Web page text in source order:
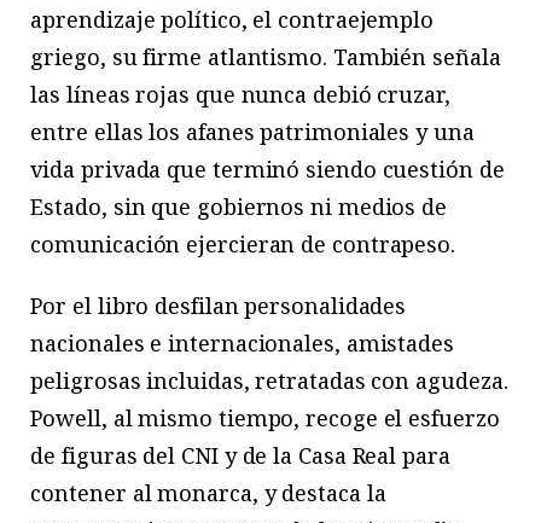
aprendizaje político, el contraejemplo
griego, su firme atlantismo. También señala
las líneas rojas que nunca debió cruzar,
entre ellas los afanes patrimoniales y una
vida privada que terminó siendo cuestión de
Estado, sin que gobiernos ni medios de
comunicación ejercieran de contrapeso.
Por el libro desfilan personalidades
nacionales e internacionales, amistades
peligrosas incluidas, retratadas con agudeza.
Powell, al mismo tiempo, recoge el esfuerzo
de figuras del CNI y de la Casa Real para
contener al monarca, y destaca la